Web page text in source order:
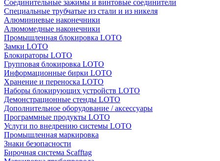
Соединительные зажимы и винтовые соединители
Специальные трубчатые из стали и из никеля
Алюминиевые наконечники
Алюмомедные наконечники
Промышленная блокировка LOTO
Замки LOTO
Блокираторы LOTO
Групповая блокировка LOTO
Информационные бирки LOTO
Хранение и переноска LOTO
Наборы блокирующих устройств LOTO
Демонстрационные стенды LOTO
Дополнительное оборудование / аксессуары
Программные продукты LOTO
Услуги по внедрению системы LOTO
Промышленная маркировка
Знаки безопасности
Бирочная система Scafftag